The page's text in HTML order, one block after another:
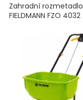
Zahradní rozmetadlo
FIELDMANN FZO 4032